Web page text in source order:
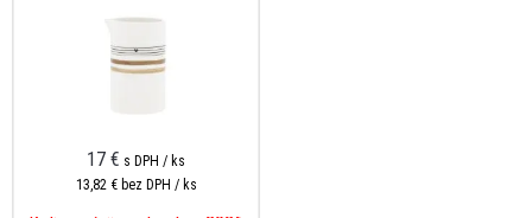
17 € s DPH / ks
13,82 € bez DPH / ks